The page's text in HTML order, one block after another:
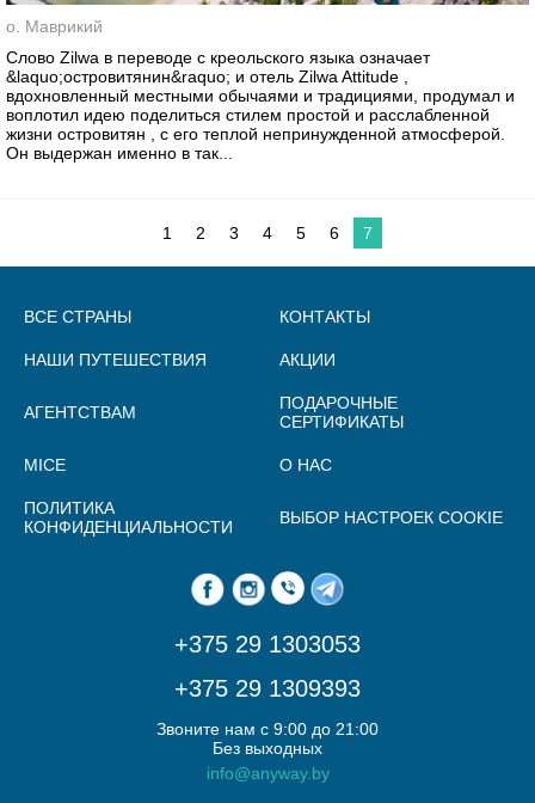
о. Маврикий
Слово Zilwa в переводе с креольского языка означает
&laquo;островитянин&raquo; и отель Zilwa Attitude ,
вдохновленный местными обычаями и традициями, продумал и
воплотил идею поделиться стилем простой и расслабленной
жизни островитян , с его теплой непринужденной атмосферой.
Он выдержан именно в так...
1 2 3 4 5 6 7
ВСЕ СТРАНЫ КОНТАКТЫ
НАШИ ПУТЕШЕСТВИЯ АКЦИИ
АГЕНТСТВАМ
ПОДАРОЧНЫЕ
СЕРТИФИКАТЫ
MICE О НАС
ПОЛИТИКА
КОНФИДЕНЦИАЛЬНОСТИ
ВЫБОР НАСТРОЕК COOKIE
+375 29 1303053
+375 29 1309393
Звоните нам с 9:00 до 21:00
Без выходных
info@anyway.by